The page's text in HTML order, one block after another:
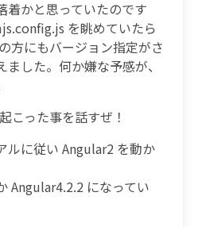
着かと思っていたのです
を眺めていたら
方にもバージョン指定がさ
した。何か嫌な予感が、
こった事を話すぜ！
ルに従い Angular2 を動か
Angular4.2.2 になってい